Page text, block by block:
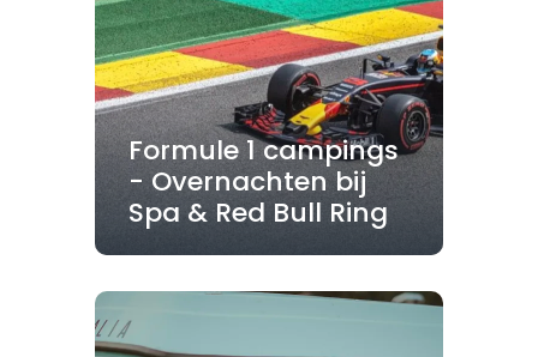
Formule 1 campings
- Overnachten bij
Spa & Red Bull Ring